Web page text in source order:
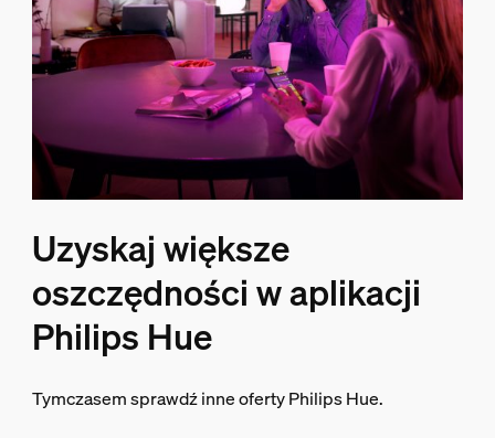
Uzyskaj większe
oszczędności w aplikacji
Philips Hue
Tymczasem sprawdź inne oferty Philips Hue.